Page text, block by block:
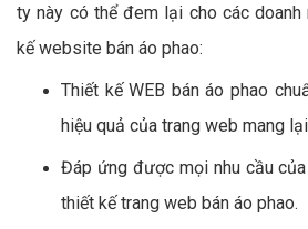
ty này có thể đem lại cho các
kế website bán áo phao:
Thiết kế WEB bán áo phao
hiệu quả của trang web mang
Đáp ứng được mọi nhu cầu
thiết kế trang web bán áo phao.